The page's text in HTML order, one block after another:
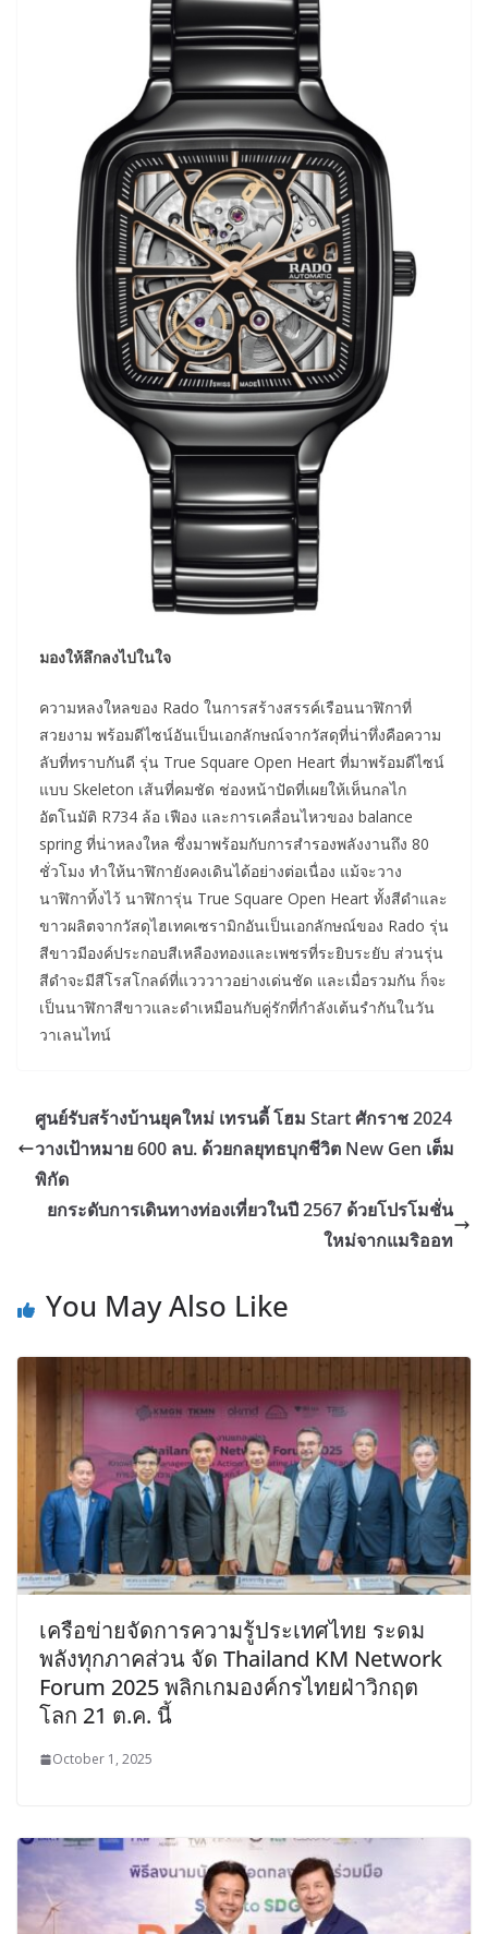
มองให้ลึกลงไปในใจ
ความหลงใหลของ Rado ในการสร้างสรรค์เรือนนาฬิกาที่
สวยงาม พร้อมดีไซน์อันเป็นเอกลักษณ์จากวัสดุที่น่าทึ่งคือความ
ลับที่ทราบกันดี รุ่น True Square Open Heart ที่มาพร้อมดีไซน์
แบบ Skeleton เส้นที่คมชัด ช่องหน้าปัดที่เผยให้เห็นกลไก
อัตโนมัติ R734 ล้อ เฟือง และการเคลื่อนไหวของ balance
spring ที่น่าหลงใหล ซึ่งมาพร้อมกับการสำรองพลังงานถึง 80
ชั่วโมง ทำให้นาฬิกายังคงเดินได้อย่างต่อเนื่อง แม้จะวาง
นาฬิกาทิ้งไว้ นาฬิการุ่น True Square Open Heart ทั้งสีดำและ
ขาวผลิตจากวัสดุไฮเทคเซรามิกอันเป็นเอกลักษณ์ของ Rado รุ่น
สีขาวมีองค์ประกอบสีเหลืองทองและเพชรที่ระยิบระยับ ส่วนรุ่น
สีดำจะมีสีโรสโกลด์ที่แวววาวอย่างเด่นชัด และเมื่อรวมกัน ก็จะ
เป็นนาฬิกาสีขาวและดำเหมือนกับคู่รักที่กำลังเต้นรำกันในวัน
วาเลนไทน์
ศูนย์รับสร้างบ้านยุคใหม่ เทรนดี้ โฮม Start ศักราช 2024
วางเป้าหมาย 600 ลบ. ด้วยกลยุทธบุกชีวิต New Gen เต็ม
พิกัด
ยกระดับการเดินทางท่องเที่ยวในปี 2567 ด้วยโปรโมชั่น
ใหม่จากแมริออท
You May Also Like
เครือข่ายจัดการความรู้ประเทศไทย ระดม
พลังทุกภาคส่วน จัด Thailand KM Network
Forum 2025 พลิกเกมองค์กรไทยฝ่าวิกฤต
โลก 21 ต.ค. นี้
October 1, 2025